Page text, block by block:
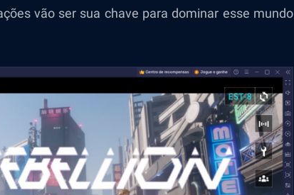
vão ser sua chave para dominar esse mundo